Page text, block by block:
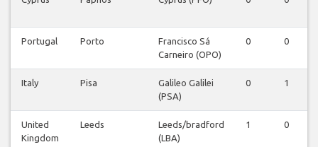
Portugal Porto
Francisco Sá
Carneiro (OPO)
0 0
Italy Pisa
Galileo Galilei
(PSA)
0 1
United
Kingdom
Leeds
Leeds/bradford
(LBA)
1 0